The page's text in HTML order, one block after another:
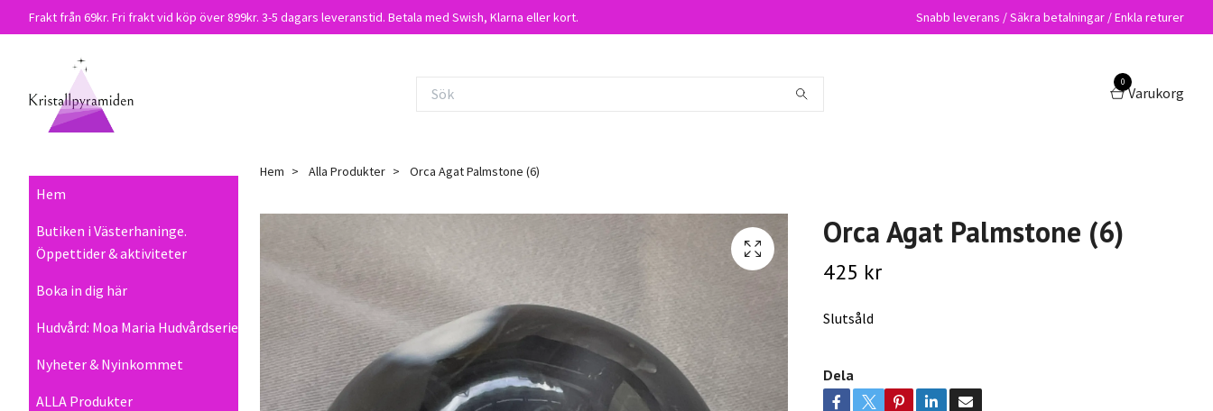
Frakt från 69kr. Fri frakt vid köp över 899kr. 3-5 dagars leveranstid. Betala med Swish, Klarna eller kort. Snabb leverans / Säkra betalningar / Enkla returer
0
Varukorg
Hem
Butiken i Västerhaninge.
Öppettider & aktiviteter
Boka in dig här
Hudvård: Moa Maria Hudvårdserie
Nyheter & Nyinkommet
ALLA Produkter
Hem Alla Produkter Orca Agat Palmstone (6)
Orca Agat Palmstone (6)
425 kr
Slutsåld
Dela